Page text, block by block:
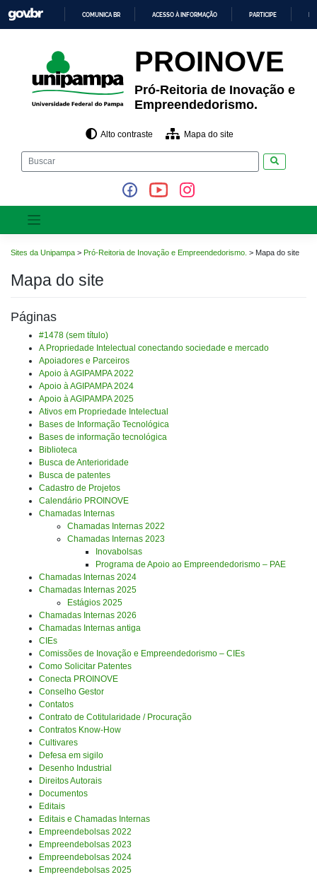
para
o
CONTEÚDO
COMUNICA BR ACESSO À INFORMAÇÃO PARTICIPE
PROINOVE
Pró-Reitoria de Inovação e
Empreendedorismo.
Alto contraste Mapa do site
Sites da Unipampa > Pró-Reitoria de Inovação e Empreendedorismo. > Mapa do site
Mapa do site
Páginas
#1478 (sem título)
A Propriedade Intelectual conectando sociedade e mercado
Apoiadores e Parceiros
Apoio à AGIPAMPA 2022
Apoio à AGIPAMPA 2024
Apoio à AGIPAMPA 2025
Ativos em Propriedade Intelectual
Bases de Informação Tecnológica
Bases de informação tecnológica
Biblioteca
Busca de Anterioridade
Busca de patentes
Cadastro de Projetos
Calendário PROINOVE
Chamadas Internas
Chamadas Internas 2022
Chamadas Internas 2023
Inovabolsas
Programa de Apoio ao Empreendedorismo – PAE
Chamadas Internas 2024
Chamadas Internas 2025
Estágios 2025
Chamadas Internas 2026
Chamadas Internas antiga
CIEs
Comissões de Inovação e Empreendedorismo – CIEs
Como Solicitar Patentes
Conecta PROINOVE
Conselho Gestor
Contatos
Contrato de Cotitularidade / Procuração
Contratos Know-How
Cultivares
Defesa em sigilo
Desenho Industrial
Direitos Autorais
Documentos
Editais
Editais e Chamadas Internas
Empreendebolsas 2022
Empreendebolsas 2023
Empreendebolsas 2024
Empreendebolsas 2025